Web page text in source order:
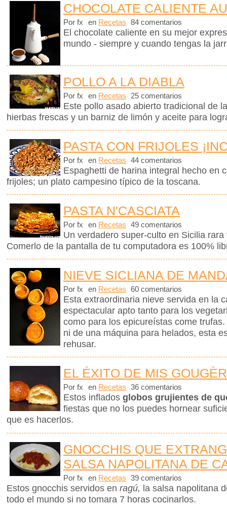
CHOCOLATE CALIENTE
Por fx en Recetas 84 comentarios
El chocolate caliente en su mejor
mundo - siempre y cuando tengas la
POLLO A LA DIABLA
Por fx en Recetas 25 comentarios
Este pollo asado abierto tradicional de
hierbas frescas y un barniz de limón y aceite para
PASTA CON FRIJOLES
Por fx en Recetas 44 comentarios
Espaghetti de harina integral hecho en
frijoles; un plato campesino típico de la toscana.
PASTA N'CASCIATA
Por fx en Recetas 49 comentarios
Un verdadero super-culto en Sicilia
Comerlo de la pantalla de tu computadora es 100%
NIEVE SICLIANA DE
Por fx en Recetas 60 comentarios
Esta extraordinaria nieve servida en la
espectacular apto tanto para los
como para los epicureístas come
ni de una máquina para helados, esta
rehusar.
EL ÉXITO DE MIS
Por fx en Recetas 36 comentarios
Estos inflados globos grujientes de
fiestas que no los puedes hornear
que es hacerlos.
GNOCCHIS QUE
SALSA NAPOLITANA DE
Por fx en Recetas 39 comentarios
Estos gnocchis servidos en ragú, la salsa napolitana
todo el mundo si no tomara 7 horas cocinarlos.